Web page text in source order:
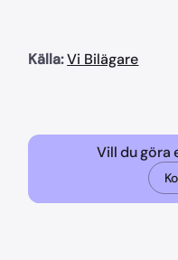
Källa:Vi Bilägare
Vill du göra